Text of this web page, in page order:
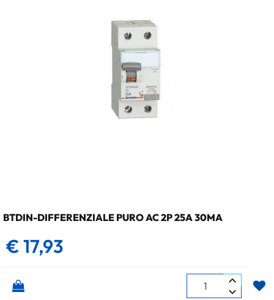
BTDIN-DIFFERENZIALE PURO AC 2P 25A 30MA
€ 17,93
Quantità